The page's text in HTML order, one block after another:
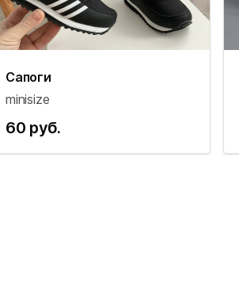
Сапоги
minisize
60 руб.